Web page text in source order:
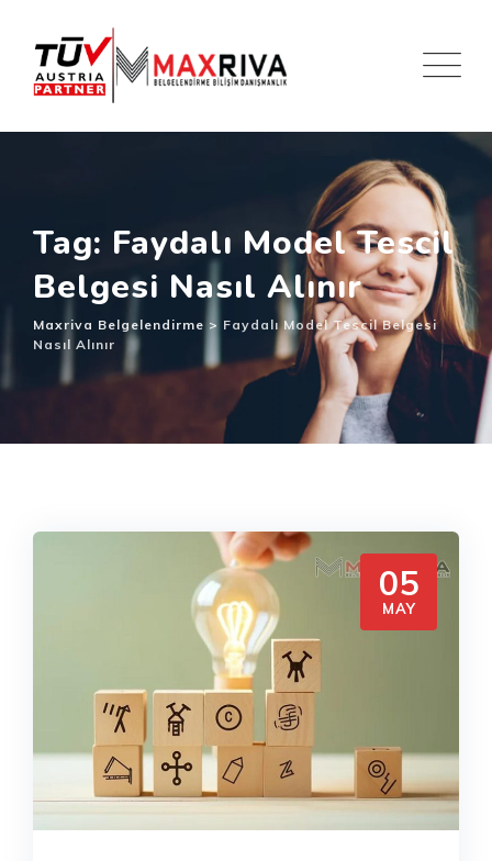
content
Tag: Faydalı Model Tescil
Belgesi Nasıl Alınır
Maxriva Belgelendirme > Faydalı Model Tescil Belgesi
Nasıl Alınır
05
MAY